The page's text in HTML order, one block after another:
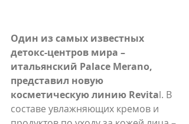
Один из самых известных
детокс-центров мира –
итальянский Palace Merano,
представил новую
косметическую линию Revital. В
составе увлажняющих кремов и